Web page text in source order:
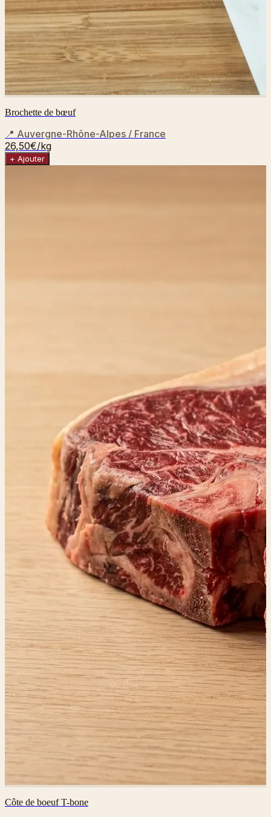
Brochette de bœuf
📍 Auvergne-Rhône-Alpes / France
26,50€/kg
+ Ajouter
Côte de boeuf T-bone